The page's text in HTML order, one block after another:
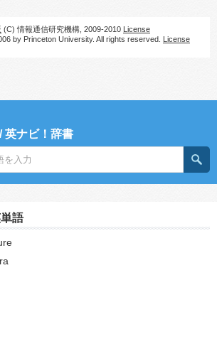
(C) 情報通信研究機構, 2009-2010 License
by Princeton University. All rights reserved. License
/英ナビ！辞書
語